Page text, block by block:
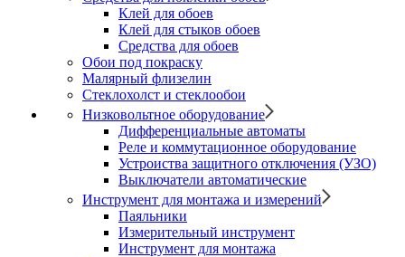
Клей для обоев
Клей для стыков обоев
Средства для обоев
Обои под покраску
Малярный флизелин
Стеклохолст и стеклообои
Низковольтное оборудование
Дифференциальные автоматы
Реле и коммутационное оборудование
Устроиства защитного отключения (УЗО)
Выключатели автоматические
Инструмент для монтажа и измерений
Паяльники
Измерительный инструмент
Инструмент для монтажа